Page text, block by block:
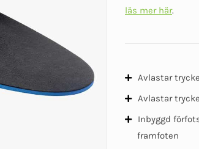
läs mer här.
Avlastar
Avlastar
Inbyggd
framfoten